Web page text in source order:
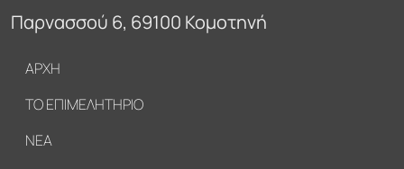
Υποσέλιδο
ΑΡΧΗ
ΤΟ ΕΠΙΜΕΛΗΤΗΡΙΟ
ΝΕΑ
Παρνασσού 6, 69100 Κομοτηνή